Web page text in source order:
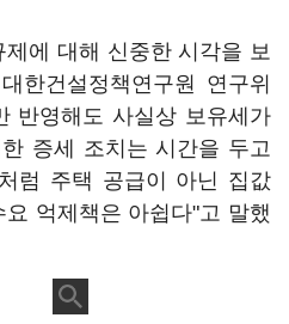
에 대해 신중한 시각을 보
한건설정책연구원 연구위
반영해도 사실상 보유세가
증세 조치는 시간을 두고
럼 주택 공급이 아닌 집값
억제책은 아쉽다"고 말했